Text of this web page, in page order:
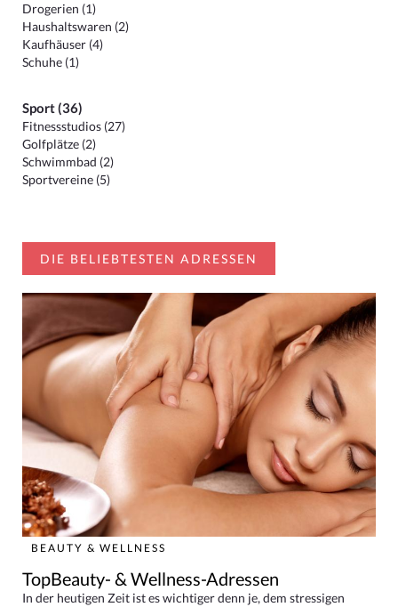
Drogerien (1)
Haushaltswaren (2)
Kaufhäuser (4)
Schuhe (1)
Sport (36)
Fitnessstudios (27)
Golfplätze (2)
Schwimmbad (2)
Sportvereine (5)
DIE BELIEBTESTEN ADRESSEN
BEAUTY & WELLNESS
TopBeauty- & Wellness-Adressen
In der heutigen Zeit ist es wichtiger denn je, dem stressigen